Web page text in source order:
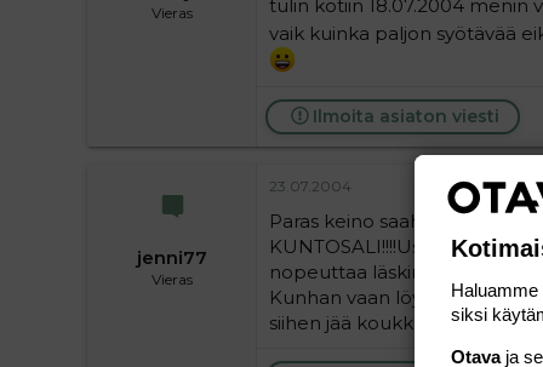
Vieras
tulin kotiin 18.07.2004 menin
vaik kuinka paljon syötävää
Ilmoita asiaton viesti
jenni77
Vieras
23.07.2004
Paras keino saaha
KUNTOSALI!!!!Usko pois! +
nopeuttaa läskin palamista,
Kunhan vaan löytää itelle
siihen jää koukkuun!
Haluamme
siksi
Otavaja